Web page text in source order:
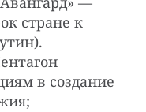
стране к
в создание